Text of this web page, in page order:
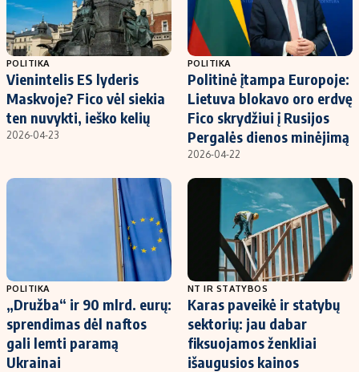
POLITIKA
Vienintelis ES lyderis
Maskvoje? Fico vėl siekia
ten nuvykti, ieško kelių
2026-04-23
POLITIKA
Politinė įtampa Europoje:
Lietuva blokavo oro erdvę
Fico skrydžiui į Rusijos
Pergalės dienos minėjimą
2026-04-22
POLITIKA
„Družba“ ir 90 mlrd. eurų:
sprendimas dėl naftos
gali lemti paramą
Ukrainai
NT IR STATYBOS
Karas paveikė ir statybų
sektorių: jau dabar
fiksuojamos ženkliai
išaugusios kainos